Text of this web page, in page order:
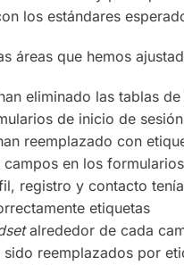
los estándares
áreas que hemos
eliminado las tablas
de inicio de
reemplazado con
campos en los
registro y contacto
etiquetas
alrededor de cada
sido reemplazados por